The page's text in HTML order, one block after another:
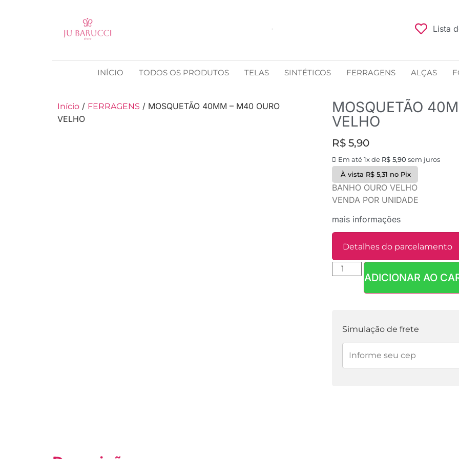
Lista
INÍCIO TODOS OS PRODUTOS TELAS SINTÉTICOS FERRAGENS ALÇAS
Início / FERRAGENS / MOSQUETÃO 40MM – M40 OURO
VELHO
MOSQUETÃO
VELHO
R$5,90
Em até 1x de R$5,90 sem juros
À vista R$ 5,31 no Pix
BANHO OURO VELHO
VENDA POR UNIDADE
mais informações
Detalhes do parcelamento
Parcelas:ADICIONAR AO
Simulação de frete